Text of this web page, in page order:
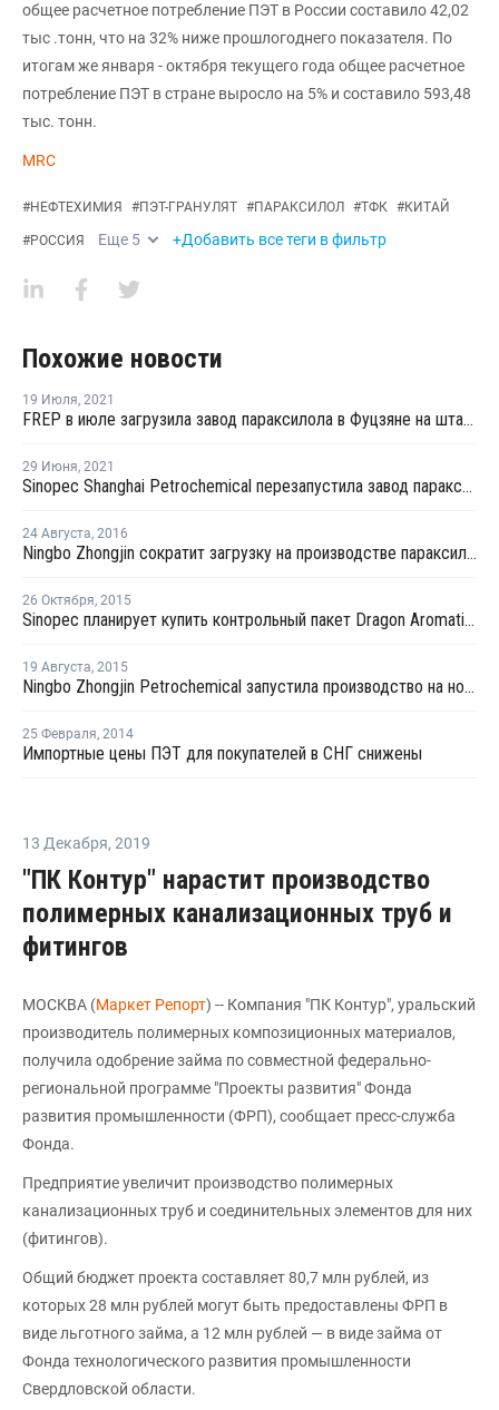
общее расчетное потребление ПЭТ в России составило 42,02
тыс .тонн, что на 32% ниже прошлогоднего показателя. По
итогам же января - октября текущего года общее расчетное
потребление ПЭТ в стране выросло на 5% и составило 593,48
тыс. тонн.
MRC
#НЕФТЕХИМИЯ #ПЭТ-ГРАНУЛЯТ #ПАРАКСИЛОЛ #ТФК #КИТАЙ
#РОССИЯ Еще 5 +Добавить все теги в фильтр
Похожие новости
19 Июля, 2021
FREP в июле загрузила завод параксилола в Фуцзяне на штатном уровне
29 Июня, 2021
Sinopec Shanghai Petrochemical перезапустила завод параксилола № 1 после планового ремонта
24 Августа, 2016
Ningbo Zhongjin сократит загрузку на производстве параксилола в Китае
26 Октября, 2015
Sinopec планирует купить контрольный пакет Dragon Aromatics
19 Августа, 2015
Ningbo Zhongjin Petrochemical запустила производство на новом заводе параксилола в Китае
25 Февраля, 2014
Импортные цены ПЭТ для покупателей в СНГ снижены
13 Декабря, 2019
"ПК Контур" нарастит производство
полимерных канализационных труб и
фитингов
МОСКВА (Маркет Репорт) -- Компания "ПК Контур", уральский
производитель полимерных композиционных материалов,
получила одобрение займа по совместной федерально-
региональной программе "Проекты развития" Фонда
развития промышленности (ФРП), сообщает пресс-служба
Фонда.
Предприятие увеличит производство полимерных
канализационных труб и соединительных элементов для них
(фитингов).
Общий бюджет проекта составляет 80,7 млн рублей, из
которых 28 млн рублей могут быть предоставлены ФРП в
виде льготного займа, а 12 млн рублей — в виде займа от
Фонда технологического развития промышленности
Свердловской области.